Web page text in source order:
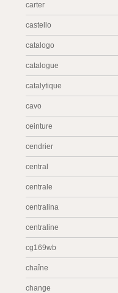
carter
castello
catalogo
catalogue
catalytique
cavo
ceinture
cendrier
central
centrale
centralina
centraline
cg169wb
chaîne
change